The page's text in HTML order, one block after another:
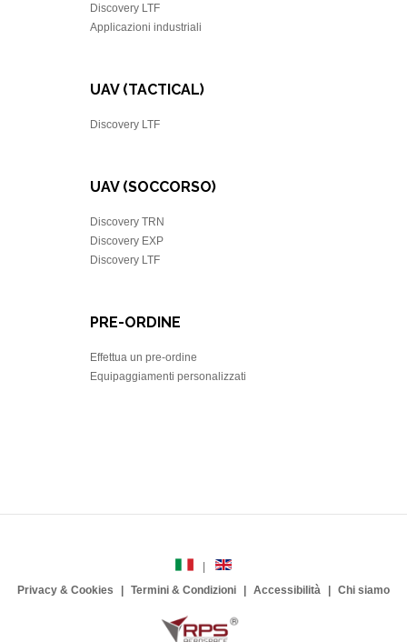
Discovery LTF
Applicazioni industriali
UAV (TACTICAL)
Discovery LTF
UAV (SOCCORSO)
Discovery TRN
Discovery EXP
Discovery LTF
PRE-ORDINE
Effettua un pre-ordine
Equipaggiamenti personalizzati
Privacy & Cookies Termini & Condizioni Accessibilità Chi siamo